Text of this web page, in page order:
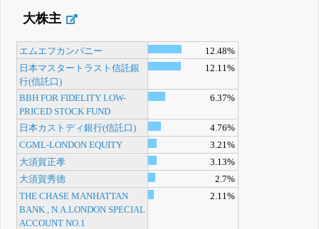
大株主
エムエフカンパニー
12.48%
日本マスタートラスト信託銀
行(信託口)
12.11%
BBH FOR FIDELITY LOW-
PRICED STOCK FUND
6.37%
日本カストディ銀行(信託口)
4.76%
CGML-LONDON EQUITY
3.21%
大須賀正孝
3.13%
大須賀秀徳
2.7%
THE CHASE MANHATTAN
BANK , N.A.LONDON SPECIAL
ACCOUNT NO.1
2.11%